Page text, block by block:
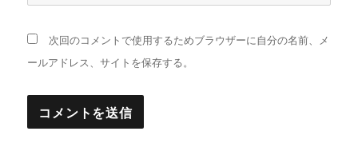
次回のコメントで使用するためブラウザーに自分の名前、メ
ールアドレス、サイトを保存する。